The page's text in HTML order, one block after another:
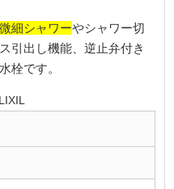
細シャワーやシャワー切
引出し機能、逆止弁付き
栓です。